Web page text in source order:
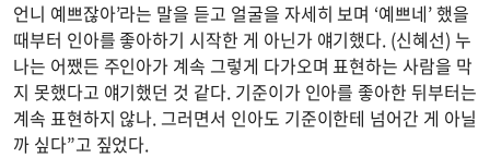
언니 예쁘잖아’라는 말을 듣고 얼굴을 자세히 보며 ‘예쁘네’ 했을
때부터 인아를 좋아하기 시작한 게 아닌가 얘기했다. (신혜선) 누
나는 어쨌든 주인아가 계속 그렇게 다가오며 표현하는 사람을 막
지 못했다고 얘기했던 것 같다. 기준이가 인아를 좋아한 뒤부터는
계속 표현하지 않나. 그러면서 인아도 기준이한테 넘어간 게 아닐
까 싶다”고 짚었다.